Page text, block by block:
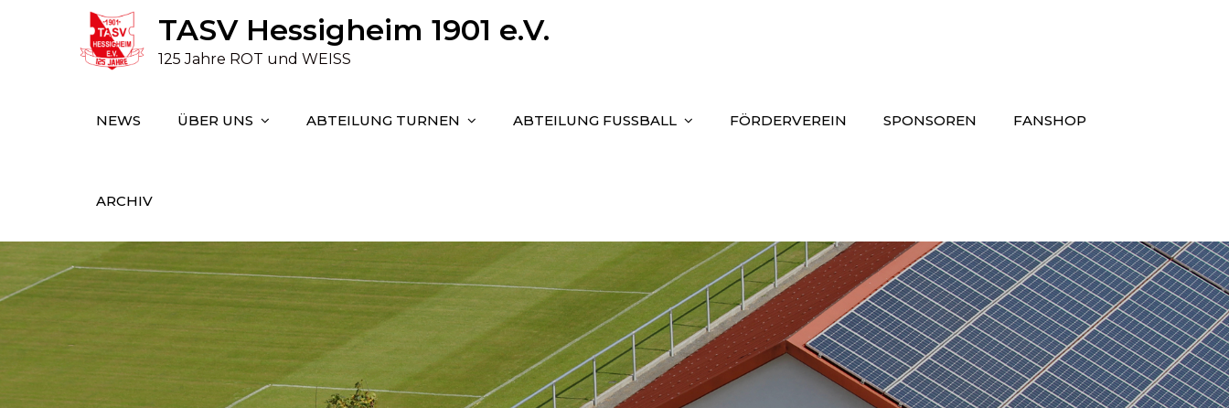
TASV Hessigheim 1901 e.V.
125 Jahre ROT und WEISS
NEWS ÜBER UNS ABTEILUNG TURNEN ABTEILUNG FUSSBALL FÖRDERVEREIN SPONSOREN FANSHOP
ARCHIV